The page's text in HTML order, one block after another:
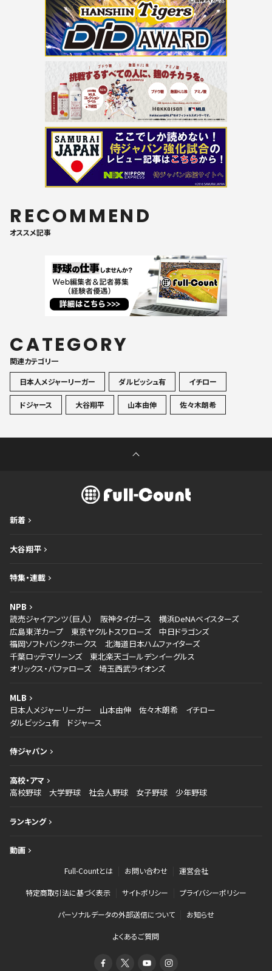
RECOMMEND
オススメ記事
CATEGORY
関連カテゴリ一
日本人メジャーリーガー
ダルビッシュ有 イチロー
ドジャース 大谷翔平 山本由伸 佐々木朗希
新着
大谷翔平
特集・連載
NPB
読売ジャイアンツ（巨人）
阪神タイガース
横浜DeNAベイスターズ
広島東洋カープ
東京ヤクルトスワローズ
中日ドラゴンズ
福岡ソフトバンクホークス
北海道日本ハムファイターズ
千葉ロッテマリーンズ
東北楽天ゴールデンイーグルス
オリックス・バファローズ
埼玉西武ライオンズ
MLB
日本人メジャーリーガー
山本由伸 佐々木朗希
イチロー
ダルビッシュ有
ドジャース
侍ジャパン
高校・アマ
高校野球
大学野球 社会人野球 女子野球 少年野球
ランキング
動画
Full-Countとは お問い合わせ 運営会社
特定商取引法に基づく表示 サイトポリシー プライバシーポリシー
パーソナルデータの外部送信について お知らせ
よくあるご質問